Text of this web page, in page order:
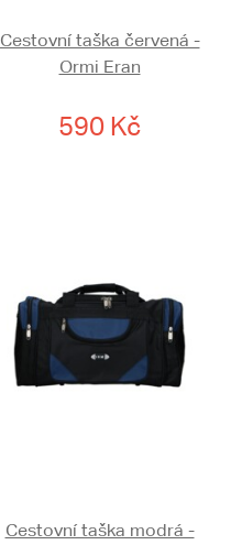
Cestovní taška červená -
Ormi Eran
590 Kč
Cestovní taška modrá -